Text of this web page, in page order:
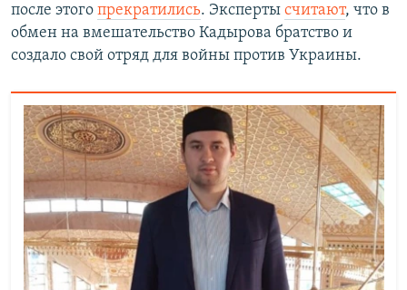
после этого прекратились. Эксперты считают, что в
обмен на вмешательство Кадырова братство и
создало свой отряд для войны против Украины.